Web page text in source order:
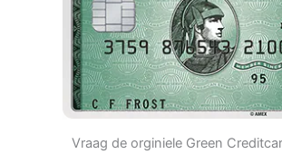
Vraag de orginiele Green